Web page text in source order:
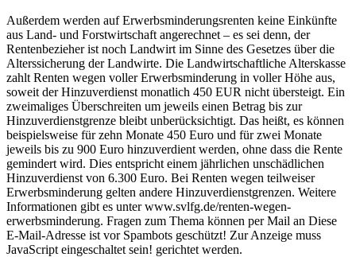
Außerdem werden auf Erwerbsminderungsrenten keine Einkünfte
aus Land- und Forstwirtschaft angerechnet – es sei denn, der
Rentenbezieher ist noch Landwirt im Sinne des Gesetzes über die
Alterssicherung der Landwirte. Die Landwirtschaftliche Alterskasse
zahlt Renten wegen voller Erwerbsminderung in voller Höhe aus,
soweit der Hinzuverdienst monatlich 450 EUR nicht übersteigt. Ein
zweimaliges Überschreiten um jeweils einen Betrag bis zur
Hinzuverdienstgrenze bleibt unberücksichtigt. Das heißt, es können
beispielsweise für zehn Monate 450 Euro und für zwei Monate
jeweils bis zu 900 Euro hinzuverdient werden, ohne dass die Rente
gemindert wird. Dies entspricht einem jährlichen unschädlichen
Hinzuverdienst von 6.300 Euro. Bei Renten wegen teilweiser
Erwerbsminderung gelten andere Hinzuverdienstgrenzen. Weitere
Informationen gibt es unter www.svlfg.de/renten-wegen-
erwerbsminderung. Fragen zum Thema können per Mail an Diese
E-Mail-Adresse ist vor Spambots geschützt! Zur Anzeige muss
JavaScript eingeschaltet sein! gerichtet werden.